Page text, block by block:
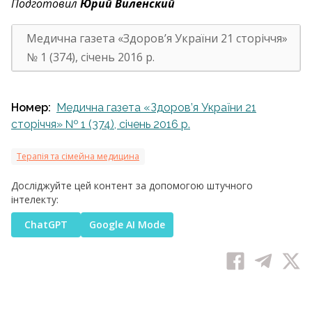
Подготовил Юрий Виленский
Медична газета «Здоров’я України 21 сторіччя»
№ 1 (374), січень 2016 р.
Номер: Медична газета «Здоров’я України 21
сторіччя» № 1 (374), січень 2016 р.
Терапія та сімейна медицина
Досліджуйте цей контент за допомогою штучного
інтелекту:
ChatGPT
Google AI Mode